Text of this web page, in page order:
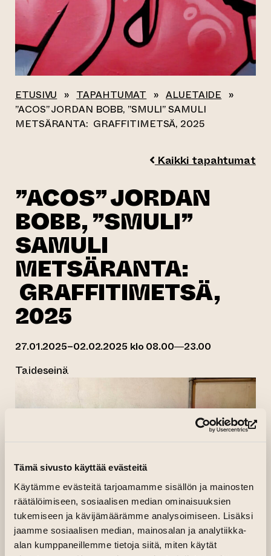
Tämä sivusto käyttää evästeitä
Käytämme evästeitä tarjoamamme sisällön ja mainosten
räätälöimiseen, sosiaalisen median ominaisuuksien
tukemiseen ja kävijämäärämme analysoimiseen. Lisäksi
jaamme sosiaalisen median, mainosalan ja analytiikka-
alan kumppaneillemme tietoja siitä, miten käytät
ETUSIVU » TAPAHTUMAT » ALUETAIDE »
”ACOS” JORDAN BOBB, ”SMULI” SAMULI
METSÄRANTA: GRAFFITIMETSÄ, 2025
Kaikki tapahtumat
”ACOS” JORDAN
BOBB, ”SMULI”
SAMULI
METSÄRANTA:
GRAFFITIMETSÄ,
2025
27.01.2025–02.02.2025 klo 08.00—23.00
Taideseinä